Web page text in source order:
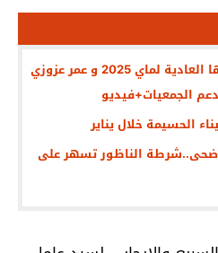
جماعة الناظور تعقد دورتها العادية لماي 2025 و عمر عزوزي
الجمعيات+فيديو
الناظور تسهر على